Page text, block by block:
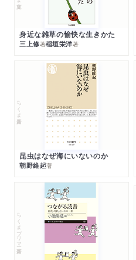
身近な雑草の愉快な生きかた
三上修著稲垣栄洋著
ちくま新書
昆虫はなぜ海にいないのか
朝野維起著
ちくまプリマー新書